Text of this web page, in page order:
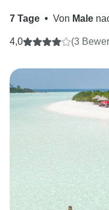
7 Tage • Von Male
4,0 (3